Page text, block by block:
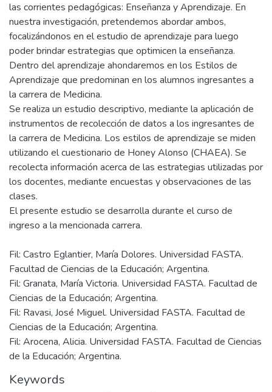
las corrientes pedagógicas: Enseñanza y Aprendizaje. En
nuestra investigación, pretendemos abordar ambos,
focalizándonos en el estudio de aprendizaje para luego
poder brindar estrategias que optimicen la enseñanza.
Dentro del aprendizaje ahondaremos en los Estilos de
Aprendizaje que predominan en los alumnos ingresantes a
la carrera de Medicina.
Se realiza un estudio descriptivo, mediante la aplicación de
instrumentos de recolección de datos a los ingresantes de
la carrera de Medicina. Los estilos de aprendizaje se miden
utilizando el cuestionario de Honey Alonso (CHAEA). Se
recolecta información acerca de las estrategias utilizadas por
los docentes, mediante encuestas y observaciones de las
clases.
El presente estudio se desarrolla durante el curso de
Fil: Castro Eglantier, María Dolores. Universidad FASTA.
Facultad de Ciencias de la Educación; Argentina.
Fil: Granata, María Victoria. Universidad FASTA. Facultad de
Ciencias de la Educación; Argentina.
Fil: Ravasi, José Miguel. Universidad FASTA. Facultad de
Ciencias de la Educación; Argentina.
Fil: Arocena, Alicia. Universidad FASTA. Facultad de Ciencias
de la Educación; Argentina.
Keywords